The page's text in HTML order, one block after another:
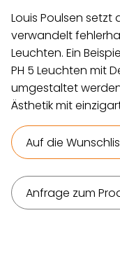
Louis Poulsen
verwandelt
Leuchten. Ein
PH 5 Leuchten mit
umgestaltet
Ästhetik mit
Auf die
Anfrage zum